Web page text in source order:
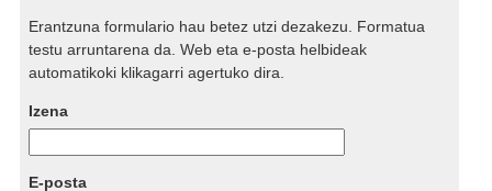
Erantzuna formulario hau betez utzi dezakezu. Formatua
testu arruntarena da. Web eta e-posta helbideak
automatikoki klikagarri agertuko dira.
Izena
E-posta